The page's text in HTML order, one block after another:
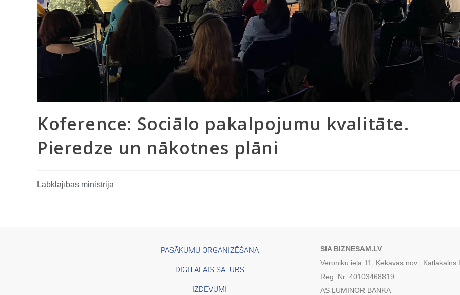
Koference: Sociālo pakalpojumu kvalitāte.
Pieredze un nākotnes plāni
Labklājības ministrija
PASĀKUMU ORGANIZĒŠANA
DIGITĀLAIS SATURS
IZDEVUMI
SIA BIZNESAM.LV
Veroniku iela 11, Ķekavas nov., Katlakalns
Reg. Nr. 40103468819
AS LUMINOR BANKA